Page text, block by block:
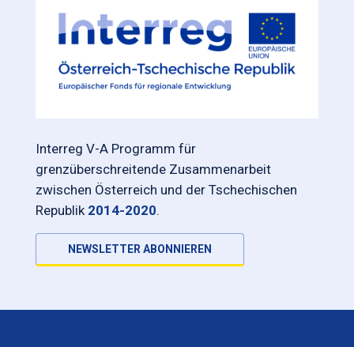
Interreg V-A Programm für
grenzüberschreitende Zusammenarbeit
zwischen Österreich und der Tschechischen
Republik 2014-2020.
NEWSLETTER ABONNIEREN